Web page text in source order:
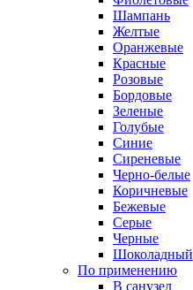
Шампань
Желтые
Оранжевые
Красные
Розовые
Бордовые
Зеленые
Голубые
Синие
Сиреневые
Черно-белые
Коричневые
Бежевые
Серые
Черные
Шоколадный
По применению
В санузел